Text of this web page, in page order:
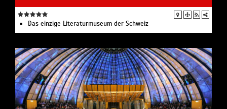
Das einzige Literaturmuseum der Schweiz